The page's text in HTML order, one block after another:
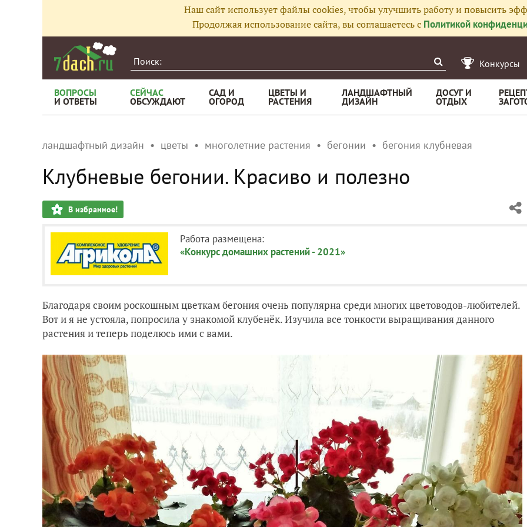
Наш сайт использует файлы cookies, чтобы улучшить работу и повысить
Продолжая использование сайта, вы соглашаетесь с Политикой
Конкурсы
ВОПРОСЫ
И ОТВЕТЫ
СЕЙЧАС
ОБСУЖДАЮТ
САД И
ОГОРОД
ЦВЕТЫ И
РАСТЕНИЯ
ЛАНДШАФТНЫЙ
ДИЗАЙН
ДОСУГ И
ОТДЫХ
ландшафтный дизайн цветы многолетние растения бегонии бегония клубневая
Клубневые бегонии. Красиво и полезно
В избранное!
Работа размещена:
«Конкурс домашних растений - 2021»
Благодаря своим роскошным цветкам бегония очень популярна среди многих цветоводов-любителей.
Вот и я не устояла, попросила у знакомой клубенёк. Изучила все тонкости выращивания данного
растения и теперь поделюсь ими с вами.